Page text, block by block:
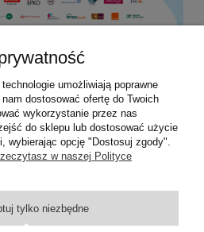
Informacje
i dostawa
konto
Pomoc
umożliwiają poprawne
dostosować ofertę do Twoich
wykorzystanie przez nas
do sklepu lub dostosować użycie
wybierając opcję "Dostosuj zgody".
w naszej Polityce
tylko niezbędne